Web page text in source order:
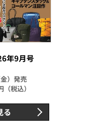
年9月号
）発売
税込）
る